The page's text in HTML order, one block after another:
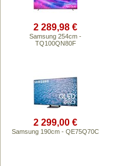
2 289,98 €
Samsung 254cm -
TQ100QN80F
2 299,00 €
Samsung 190cm - QE75Q70C